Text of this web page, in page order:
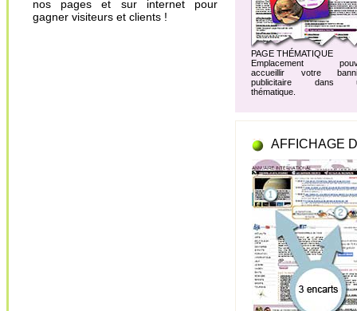
nos pages et sur internet pour
gagner visiteurs et clients !
PAGE THÉMATIQUE
Emplacement
accueillir votre
publicitaire dans
thématique.
AFFICHAGE